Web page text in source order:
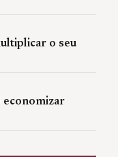
o seu
economizar